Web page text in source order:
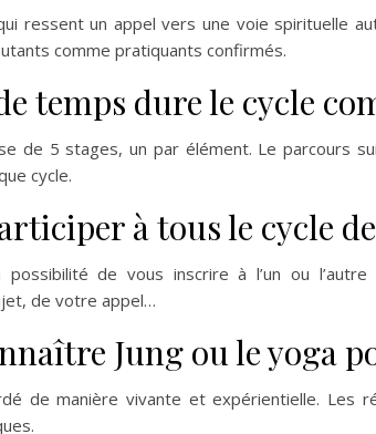
ressent un appel vers une voie spirituelle
comme pratiquants confirmés.
temps dure le cycle
de 5 stages, un par élément. Le parcours
cycle.
à tous le cycle
possibilité de vous inscrire à l’un ou
de votre appel…
Jung ou le yoga
de manière vivante et expérientielle. Les